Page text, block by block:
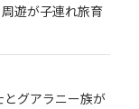
遊が子連れ旅育
グアラニー族が